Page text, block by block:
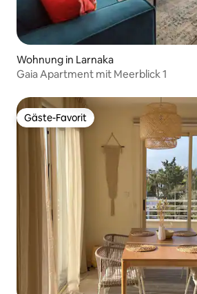
Wohnung in Larnaka
Gaia Apartment mit Meerblick 1
Gäste-Favorit
Gäste-Favorit